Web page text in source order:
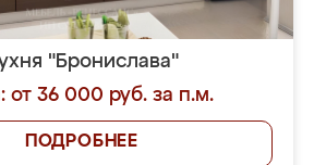
"Бронислава"
от 36 000 руб. за п.м.
ПОДРОБНЕЕ